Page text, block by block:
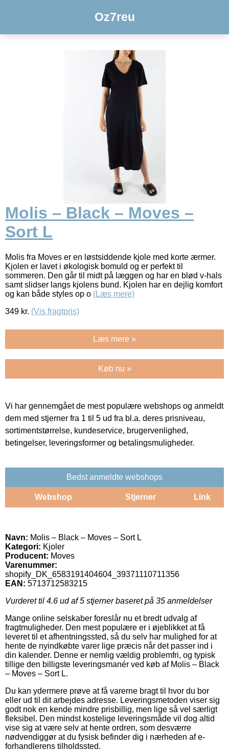
Oz7reu
Molis – Black – Moves –
Sort L
Molis fra Moves er en løstsiddende kjole med korte ærmer.
Kjolen er lavet i økologisk bomuld og er perfekt til
sommeren. Den går til midt på læggen og har en blød v-hals
samt slidser langs kjolens bund. Kjolen har en dejlig komfort
og kan både styles op o (Læs mere)
349 kr. (Vis fragtpris)
Læs mere »
Køb nu »
Vi har gennemgået de mest populære webshops og anmeldt
dem med stjerner fra 1 til 5 ud fra bl.a. deres prisniveau,
sortimentstørrelse, kundeservice, brugervenlighed,
betingelser, leveringsformer og betalingsmuligheder.
Bedst anmeldte webshops
Webshop Stjerner Link
Navn: Molis – Black – Moves – Sort L
Kategori: Kjoler
Producent: Moves
Varenummer:
shopify_DK_6583191404604_39371110711356
EAN: 5713712583215
Vurderet til 4.6 ud af 5 stjerner baseret på 35 anmeldelser
Mange online selskaber foreslår nu et bredt udvalg af
fragtmuligheder. Den mest populære er i øjeblikket at få
leveret til et afhentningssted, så du selv har mulighed for at
hente de nyindkøbte varer lige præcis når det passer ind i
din kalender. Denne er nemlig vældig problemfri, og typisk
tillige den billigste leveringsmanér ved køb af Molis – Black
– Moves – Sort L.
Du kan ydermere prøve at få varerne bragt til hvor du bor
eller ud til dit arbejdes adresse. Leveringsmetoden viser sig
godt nok en kende mindre prisbillig, men lige så vel særligt
fleksibel. Den mindst kostelige leveringsmåde vil dog altid
vise sig at være selv at hente ordren, som desværre
nødvendiggør at du fysisk befinder dig i nærheden af e-
forhandlerens tilholdssted.